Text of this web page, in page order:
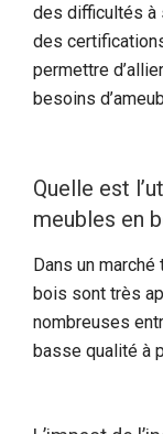
des difficultés à
des
permettre
besoins
Quelle est
meubles en
Dans un
bois sont très
nombreuses
basse qualité à